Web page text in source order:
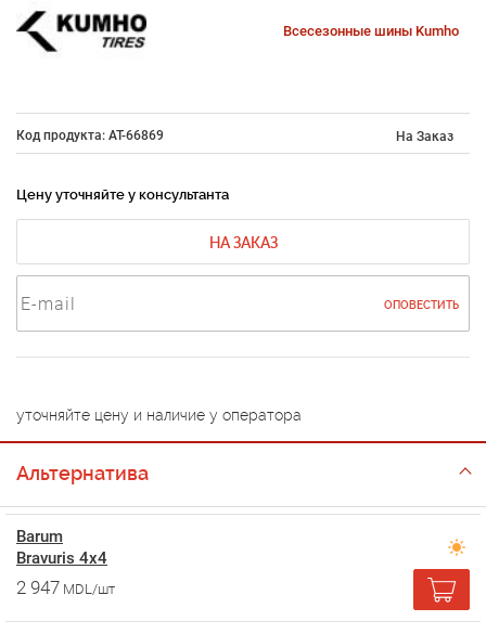
Всесезонные шины Kumho
Код продукта: AT-66869 На Заказ
Цену уточняйте у консультанта
НА ЗАКАЗ
ОПОВЕСТИТЬ
уточняйте цену и наличие у оператора
Альтернатива
Barum
Bravuris 4x4
2 947 MDL/шт